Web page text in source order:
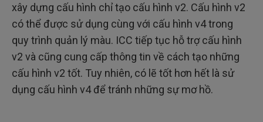
xây dựng cấu hình chỉ tạo cấu hình v2. Cấu hình v2
có thể được sử dụng cùng với cấu hình v4 trong
quy trình quản lý màu. ICC tiếp tục hỗ trợ cấu hình
v2 và cũng cung cấp thông tin về cách tạo những
cấu hình v2 tốt. Tuy nhiên, có lẽ tốt hơn hết là sử
dụng cấu hình v4 để tránh những sự mơ hồ.